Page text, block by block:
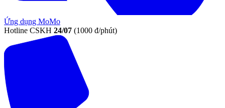
Ứng dụng MoMo
Hotline CSKH 24/07 (1000 đ/phút)